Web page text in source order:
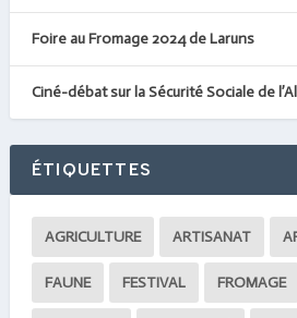
Foire au Fromage 2024 de Laruns
Ciné-débat sur la Sécurité Sociale de
ÉTIQUETTES
AGRICULTURE ARTISANAT
FAUNE FESTIVAL FROMAGE